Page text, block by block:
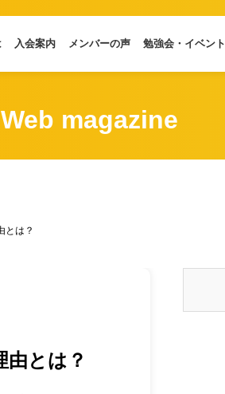
入会案内 メンバーの声 勉強会・イベント
magazine
とは？
由とは？